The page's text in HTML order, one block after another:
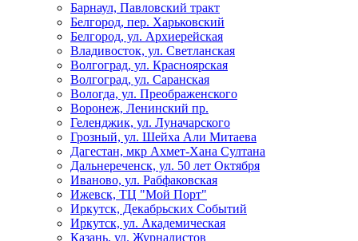
Барнаул, Павловский тракт
Белгород, пер. Харьковский
Белгород, ул. Архиерейская
Владивосток, ул. Светланская
Волгоград, ул. Красноярская
Волгоград, ул. Саранская
Вологда, ул. Преображенского
Воронеж, Ленинский пр.
Геленджик, ул. Луначарского
Грозный, ул. Шейха Али Митаева
Дагестан, мкр Ахмет-Хана Султана
Дальнереченск, ул. 50 лет Октября
Иваново, ул. Рабфаковская
Ижевск, ТЦ "Мой Порт"
Иркутск, Декабрьских Событий
Иркутск, ул. Академическая
Казань, ул. Журналистов